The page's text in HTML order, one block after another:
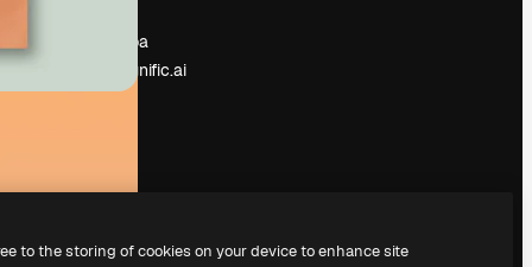
Sala stampa
Cerchi magnific.ai
to the storing of cookies on your device to enhance site